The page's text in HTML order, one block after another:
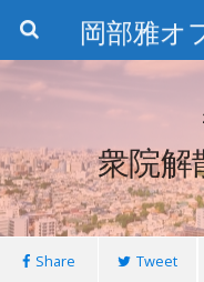
衆院解
Share Tweet